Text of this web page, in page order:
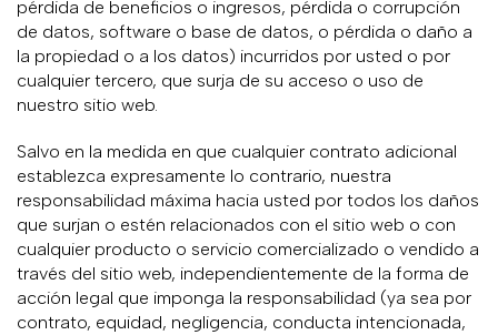
pérdida de beneficios o ingresos, pérdida o corrupción
de datos, software o base de datos, o pérdida o daño a
la propiedad o a los datos) incurridos por usted o por
cualquier tercero, que surja de su acceso o uso de
nuestro sitio web.
Salvo en la medida en que cualquier contrato adicional
establezca expresamente lo contrario, nuestra
responsabilidad máxima hacia usted por todos los daños
que surjan o estén relacionados con el sitio web o con
cualquier producto o servicio comercializado o vendido a
través del sitio web, independientemente de la forma de
acción legal que imponga la responsabilidad (ya sea por
contrato, equidad, negligencia, conducta intencionada,